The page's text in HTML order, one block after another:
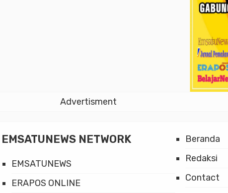
Advertisment
EMSATUNEWS NETWORK
EMSATUNEWS
ERAPOS ONLINE
Beranda
Redaksi
Contact